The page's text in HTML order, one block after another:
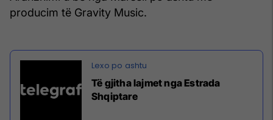
producim të Gravity Music.
Të gjitha lajmet nga Estrada
Shqiptare